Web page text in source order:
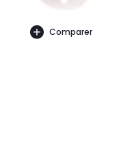
Comparer